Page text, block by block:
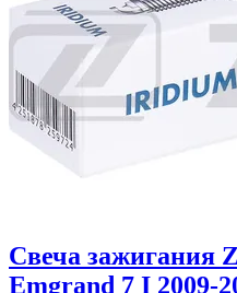
Свеча зажигания
Emgrand 7 I 2009-